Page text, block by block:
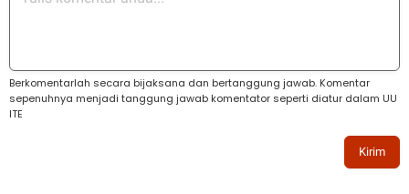
Berkomentarlah secara bijaksana dan bertanggung jawab. Komentar
sepenuhnya menjadi tanggung jawab komentator seperti diatur dalam UU
ITE
Kirim